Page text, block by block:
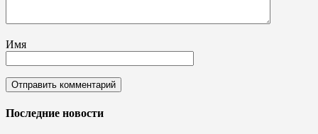
Имя
Последние новости